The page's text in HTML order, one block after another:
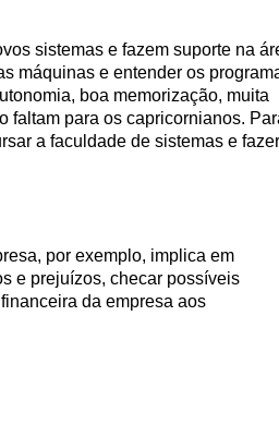
sistemas e fazem suporte na
máquinas e entender os
boa memorização, muita
faltam para os capricornianos.
a faculdade de sistemas e fazer
por exemplo, implica em
e prejuízos, checar possíveis
da empresa aos